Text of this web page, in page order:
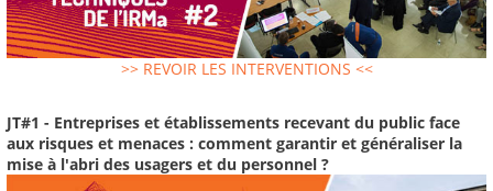
>> REVOIR LES INTERVENTIONS <<
JT#1 - Entreprises et établissements recevant du public face
aux risques et menaces : comment garantir et généraliser la
mise à l'abri des usagers et du personnel ?